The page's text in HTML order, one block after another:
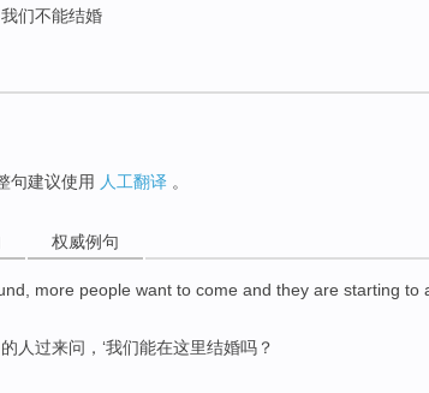
我们不能结婚
句建议使用 人工翻译 。
权威例句
more people want to come and they are starting to
的 人过来问 ，‘我们能在这里结婚吗？